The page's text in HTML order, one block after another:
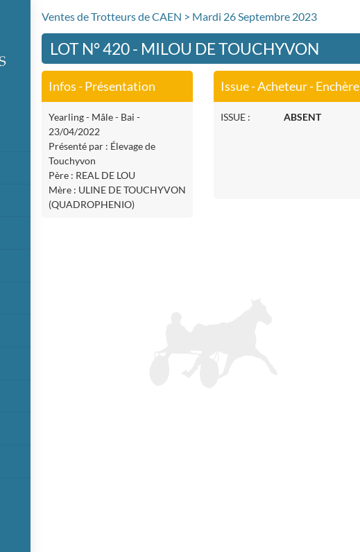
Ventes de Trotteurs de CAEN > Mardi 26 Septembre 2023
LOT N° 420 - MILOU DE TOUCHYVON
Infos - Présentation
Yearling - Mâle - Bai -
23/04/2022
Présenté par : Élevage de
Touchyvon
Père : REAL DE LOU
Mère : ULINE DE TOUCHYVON
(QUADROPHENIO)
Issue - Acheteur - Enchère
ISSUE : ABSENT